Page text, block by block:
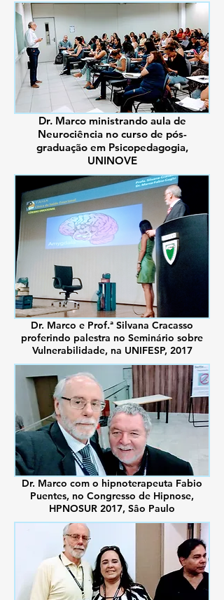
Dr. Marco ministrando aula de
Neurociência no curso de pós-
graduação em Psicopedagogia,
UNINOVE
Dr. Marco e Prof.ª Silvana Cracasso
proferindo palestra no Seminário sobre
Vulnerabilidade, na UNIFESP, 2017
Dr. Marco com o hipnoterapeuta Fabio
Puentes, no Congresso de Hipnose,
HPNOSUR 2017, Sâo Paulo